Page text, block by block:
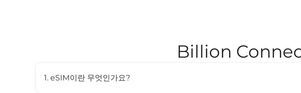
Billion
1. eSIM이란 무엇인가요?